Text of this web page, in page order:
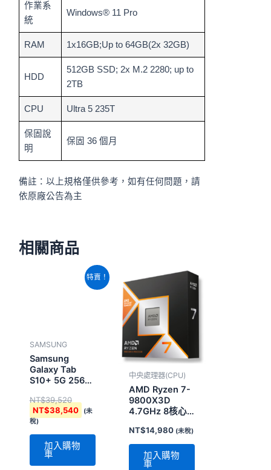
作業系
統
Windows® 11 Pro
RAM 1x16GB;Up to 64GB(2x 32GB)
HDD
512GB SSD; 2x M.2 2280; up to
2TB
CPU Ultra 5 235T
保固說
明
保固 36 個月
備註：以上規格僅供參考，如有任何問題，請
依原廠公告為主
相關商品
特賣！
SAMSUNG
Samsung
Galaxy Tab
S10+ 5G 256G
NT$39,520
NT$39,520。
NT$38,540
目
前
NT$38,540。
(未
稅)
加入購物
車
中央處理器(CPU)
AMD Ryzen 7-
9800X3D
4.7GHz 8核心 (
1000001084WOF
)
NT$14,980 (未稅)
加入購物
車